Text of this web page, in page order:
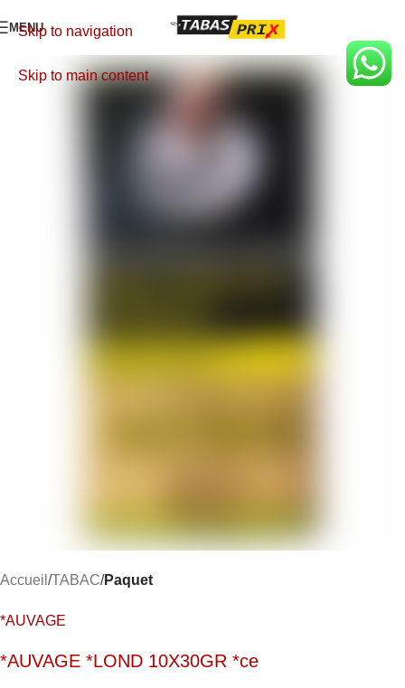
Skip to navigation
Skip to main content
MENU
Accueil TABAC Paquet
*AUVAGE
*AUVAGE *LOND 10X30GR *ce